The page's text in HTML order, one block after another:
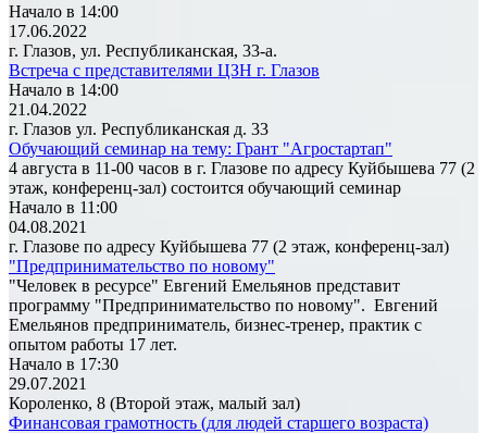
Начало в 14:00
17.06.2022
г. Глазов, ул. Республиканская, 33-а.
Встреча с представителями ЦЗН г. Глазов
Начало в 14:00
21.04.2022
г. Глазов ул. Республиканская д. 33
Обучающий семинар на тему: Грант "Агростартап"
4 августа в 11-00 часов в г. Глазове по адресу Куйбышева 77 (2
этаж, конференц-зал) состоится обучающий семинар
Начало в 11:00
04.08.2021
г. Глазове по адресу Куйбышева 77 (2 этаж, конференц-зал)
"Предпринимательство по новому"
"Человек в ресурсе" Евгений Емельянов представит
программу "Предпринимательство по новому". Евгений
Емельянов предприниматель, бизнес-тренер, практик с
опытом работы 17 лет.
Начало в 17:30
29.07.2021
Короленко, 8 (Второй этаж, малый зал)
Финансовая грамотность (для людей старшего возраста)